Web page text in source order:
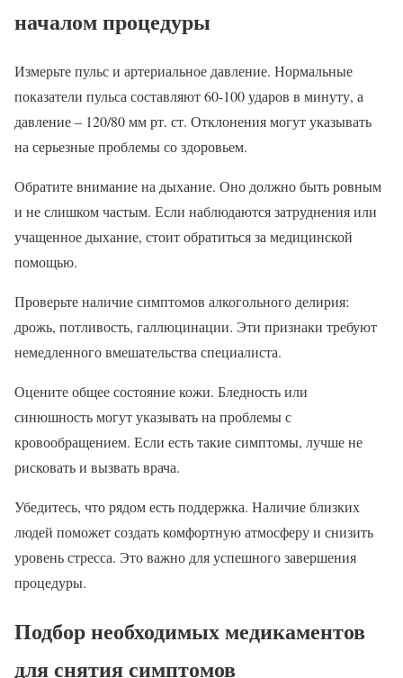
началом процедуры
Измерьте пульс и артериальное давление. Нормальные
показатели пульса составляют 60-100 ударов в минуту, а
давление – 120/80 мм рт. ст. Отклонения могут указывать
на серьезные проблемы со здоровьем.
Обратите внимание на дыхание. Оно должно быть ровным
и не слишком частым. Если наблюдаются затруднения или
учащенное дыхание, стоит обратиться за медицинской
помощью.
Проверьте наличие симптомов алкогольного делирия:
дрожь, потливость, галлюцинации. Эти признаки требуют
немедленного вмешательства специалиста.
Оцените общее состояние кожи. Бледность или
синюшность могут указывать на проблемы с
кровообращением. Если есть такие симптомы, лучше не
рисковать и вызвать врача.
Убедитесь, что рядом есть поддержка. Наличие близких
людей поможет создать комфортную атмосферу и снизить
уровень стресса. Это важно для успешного завершения
процедуры.
Подбор необходимых медикаментов
для снятия симптомов